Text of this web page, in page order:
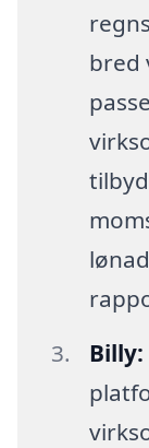
bred
Billy: